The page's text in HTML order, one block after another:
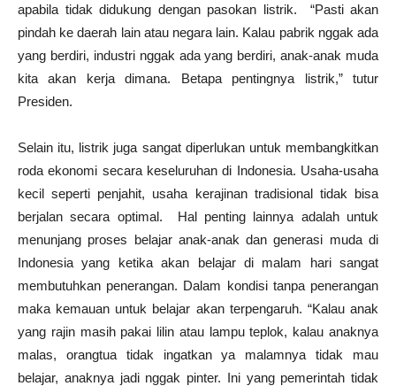
apabila tidak didukung dengan pasokan listrik. “Pasti akan
pindah ke daerah lain atau negara lain. Kalau pabrik nggak ada
yang berdiri, industri nggak ada yang berdiri, anak-anak muda
kita akan kerja dimana. Betapa pentingnya listrik,” tutur
Presiden.‎
Selain itu, listrik juga sangat diperlukan untuk membangkitkan
roda ekonomi secara keseluruhan di Indonesia. Usaha-usaha
kecil seperti penjahit, usaha kerajinan tradisional tidak bisa
berjalan secara optimal. Hal penting lainnya adalah untuk
menunjang proses belajar anak-anak dan generasi muda di
Indonesia yang ketika akan belajar di malam hari sangat
membutuhkan penerangan. Dalam kondisi tanpa penerangan
maka kemauan untuk belajar akan terpengaruh. “Kalau anak
yang rajin masih pakai lilin atau lampu teplok, kalau anaknya
malas, orangtua tidak ingatkan ya malamnya tidak mau
belajar, anaknya jadi nggak pinter. Ini yang pemerintah tidak